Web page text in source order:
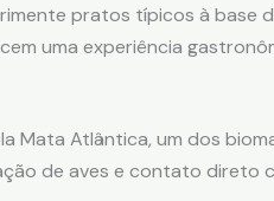
pratos típicos à base
uma experiência
Mata Atlântica, um dos
de aves e contato direto